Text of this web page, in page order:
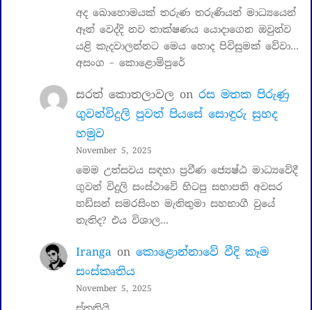
අද බොහොමයක් තරුණ තරුණියන් මාධ්‍යයෙන්
ඈත් වෙද්දි නව තාක්ෂණය යොදාගෙන ඔවුන්ව
යළි කැදවාලන්නට මෙය හොද පිවිසුමක් වේවා…
අසංග – කොළොම්පුරේ
සරත් කොතලාවල on රස මතක පිරුණු
ගුවන්විදුලි පුවත් පියසේ සොඳුරු සුහද
හමුව
November 5, 2025
මෙම උත්සවය සඳහා ප්‍රවීණ ජ්‍යෙෂ්ඨ මාධ්‍යවේදී
ගුවන් විදුලි සංස්ථාවේ හිටපු සභාපති අවසර
හඩ්සන් සමරසිංහ මැතිතුමා සහභාගී වුයේ
නැතිද? එය විශාල…
Iranga on කොළොන්නාවේ වීදි කෑම
සංස්කෘතිය
November 5, 2025